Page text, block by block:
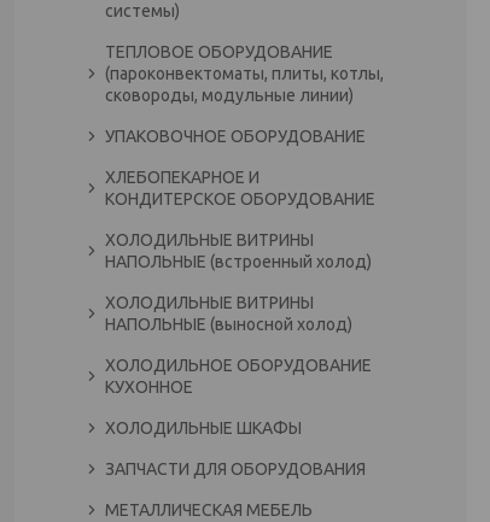
системы)
ТЕПЛОВОЕ ОБОРУДОВАНИЕ
(пароконвектоматы, плиты, котлы,
сковороды, модульные линии)
УПАКОВОЧНОЕ ОБОРУДОВАНИЕ
ХЛЕБОПЕКАРНОЕ И
КОНДИТЕРСКОЕ ОБОРУДОВАНИЕ
ХОЛОДИЛЬНЫЕ ВИТРИНЫ
НАПОЛЬНЫЕ (встроенный холод)
ХОЛОДИЛЬНЫЕ ВИТРИНЫ
НАПОЛЬНЫЕ (выносной холод)
ХОЛОДИЛЬНОЕ ОБОРУДОВАНИЕ
КУХОННОЕ
ХОЛОДИЛЬНЫЕ ШКАФЫ
ЗАПЧАСТИ ДЛЯ ОБОРУДОВАНИЯ
МЕТАЛЛИЧЕСКАЯ МЕБЕЛЬ